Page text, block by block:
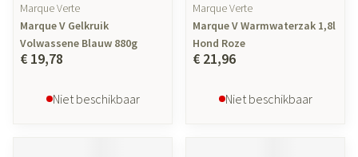
Marque Verte
Marque V Gelkruik
Volwassene Blauw 880g
€ 19,78
Niet beschikbaar
Marque Verte
Marque V Warmwaterzak 1,8l
Hond Roze
€ 21,96
Niet beschikbaar